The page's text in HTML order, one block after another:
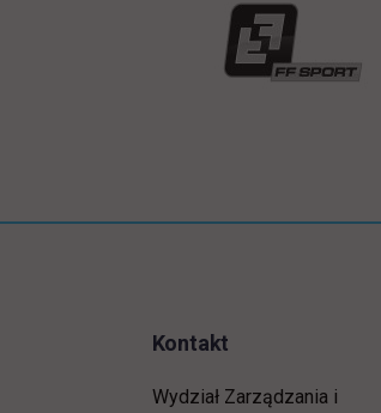
Kontakt
Wydział Zarządzania i